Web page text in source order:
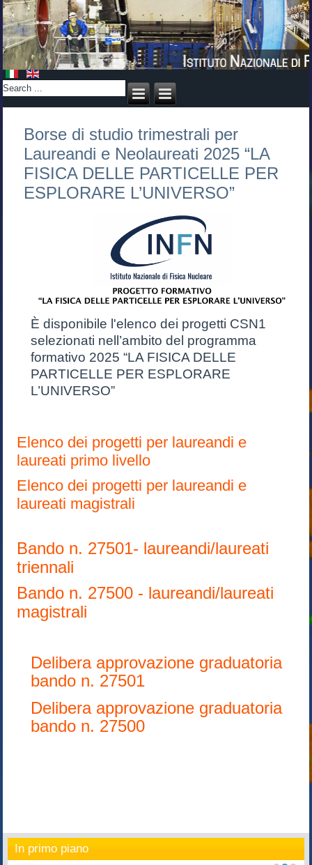
Borse di studio trimestrali per
Laureandi e Neolaureati 2025 “LA
FISICA DELLE PARTICELLE PER
ESPLORARE L’UNIVERSO”
È disponibile l'elenco dei progetti CSN1
selezionati nell’ambito del programma
formativo 2025 “LA FISICA DELLE
PARTICELLE PER ESPLORARE
L’UNIVERSO”
Elenco dei progetti per laureandi e
laureati primo livello
Elenco dei progetti per laureandi e
laureati magistrali
Bando n. 27501- laureandi/laureati
triennali
Bando n. 27500 - laureandi/laureati
magistrali
Delibera approvazione graduatoria
bando n. 27501
Delibera approvazione graduatoria
bando n. 27500
In primo piano